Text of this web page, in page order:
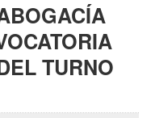
TURNO